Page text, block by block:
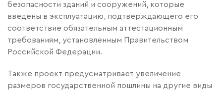
безопасности зданий и сооружений, которые
введены в эксплуатацию, подтверждающего его
соответствие обязательным аттестационным
требованиям, установленным Правительством
Российской Федерации.
Также проект предусматривает увеличение
размеров государственной пошлины на другие виды